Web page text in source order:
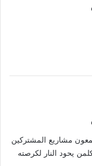
مشاريع المشتركين
يحود النار لكرصته